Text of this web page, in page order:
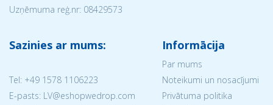
Uzņēmuma reģ.nr: 08429573
Sazinies ar mums:
Tel: +49 1578 1106223
E-pasts: LV@eshopwedrop.com
Informācija
Par mums
Noteikumi un nosacījumi
Privātuma politika